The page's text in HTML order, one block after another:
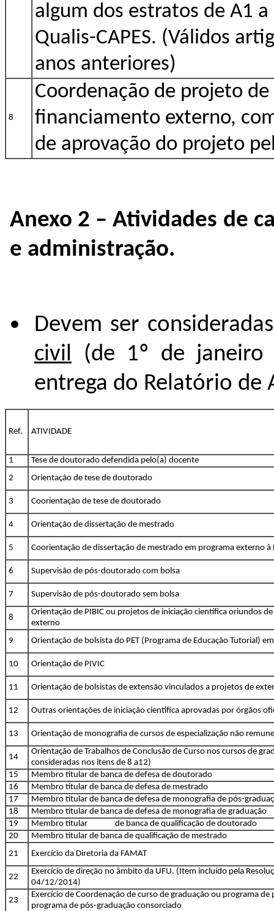
algum dos estratos de A1
Qualis-CAPES. (Válidos
anos anteriores)
8
Coordenação de projeto
financiamento externo,
de aprovação do projeto
Anexo 2 – Atividades de
e administração.
Devem ser
civil (de 1º de
entrega do Relatório de
Ref. ATIVIDADE
1
Tese de doutorado defendida pelo(a) docente
2
Orientação de tese de doutorado
3 Coorientação de tese de doutorado
4 Orientação de dissertação de mestrado
5 Coorientação de dissertação de mestrado em programa externo à
6 Supervisão de pós-doutorado com bolsa
7 Supervisão de pós-doutorado sem bolsa
8
Orientação de PIBIC ou projetos de iniciação científica oriundos
externo
9
Orientação de bolsista do PET (Programa de Educação Tutorial)
10 Orientação de PIVIC
11 Orientação de bolsistas de extensão vinculados a projetos de
12 Outras orientações de iniciação científica aprovadas por órgãos
13 Orientação de monografia de cursos de especialização não
14
Orientação de Trabalhos de Conclusão de Curso nos cursos de
consideradas nos itens de 8 a12)
15
Membro titular de banca de defesa de doutorado
16
Membro titular de banca de defesa de mestrado
17
Membro titular de banca de defesa de monografia de pós-
18
Membro titular de banca de defesa de monografia de graduação
19
Membro titular de banca de qualificação de doutorado
20
Membro titular de banca de qualificação de mestrado
21
Exercício da Diretoria da FAMAT
22
Exercício de direção no âmbito da UFU. (Item incluído pela
04/12/2014)
23
Exercício de Coordenação de curso de graduação ou programa
programa de pós-graduação consorciado